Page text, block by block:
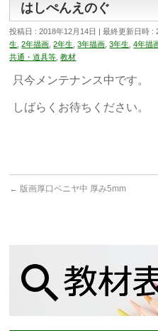
はしぺんえのぐ
投稿日 : 2018年12月14日 最終更新日時 :
生 ,2年描画 ,2年生 ,3年描画 ,3年生 ,4年描
共通・道具等 ,教材
只今メンテナンス中です。
しばらくお待ちください。
← 版画厚口ベニヤ中 厚み5mm